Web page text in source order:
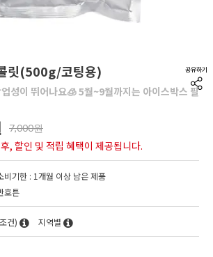
릿(500g/코팅용)
성이 뛰어나요🧊 5월~9월까지는 아이스박스 필
7,000원
, 할인 및 적립 혜택이 제공됩니다.
비기한 : 1개월 이상 남은 제품
호튼
건) 지역별